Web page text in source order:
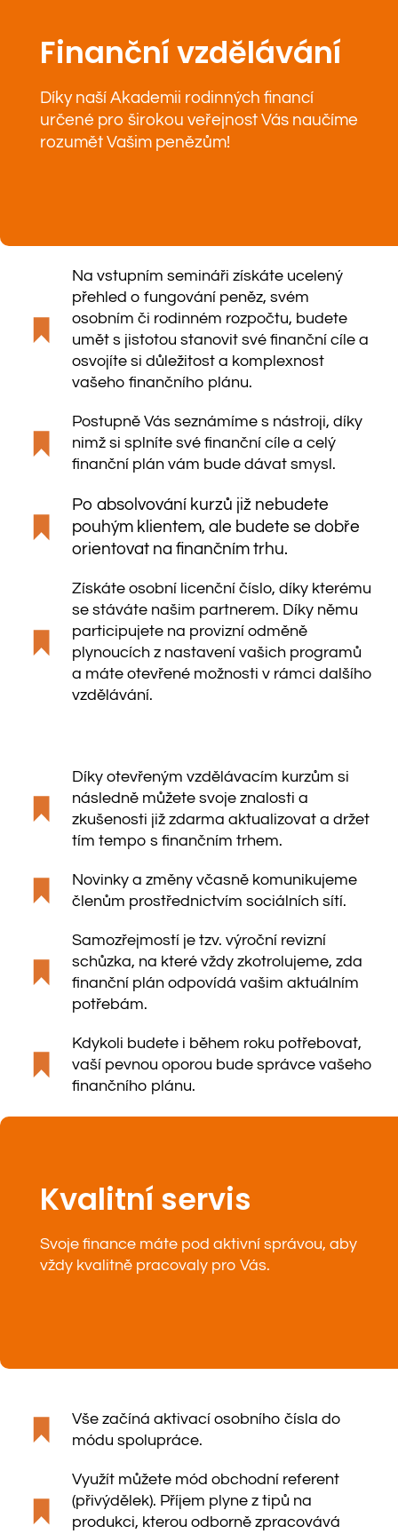
Finanční vzdělávání
Díky naší Akademii rodinných financí
určené pro širokou veřejnost Vás naučíme
rozumět Vašim penězům!
Na vstupním semináři získáte ucelený
přehled o fungování peněz, svém
osobním či rodinném rozpočtu, budete
umět s jistotou stanovit své finanční cíle a
osvojíte si důležitost a komplexnost
vašeho finančního plánu.
Postupně Vás seznámíme s nástroji, díky
nimž si splníte své finanční cíle a celý
finanční plán vám bude dávat smysl.
Po absolvování kurzů již nebudete
pouhým klientem, ale budete se dobře
orientovat na finančním trhu.
Získáte osobní licenční číslo, díky kterému
se stáváte našim partnerem. Díky němu
participujete na provizní odměně
plynoucích z nastavení vašich programů
a máte otevřené možnosti v rámci dalšího
vzdělávání.
Díky otevřeným vzdělávacím kurzům si
následně můžete svoje znalosti a
zkušenosti již zdarma aktualizovat a držet
tím tempo s finančním trhem.
Novinky a změny včasně komunikujeme
členům prostřednictvím sociálních sítí.
Samozřejmostí je tzv. výroční revizní
schůzka, na které vždy zkotrolujeme, zda
finanční plán odpovídá vašim aktuálním
potřebám.
Kdykoli budete i během roku potřebovat,
vaší pevnou oporou bude správce vašeho
finančního plánu.
Kvalitní servis
Svoje finance máte pod aktivní správou, aby
vždy kvalitně pracovaly pro Vás.
Vše začíná aktivací osobního čísla do
módu spolupráce.
Využít můžete mód obchodní referent
(přivýdělek). Příjem plyne z tipů na
produkci, kterou odborně zpracovává